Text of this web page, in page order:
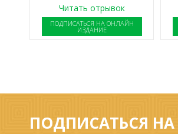
Читать отрывок
ПОДПИСАТЬСЯ НА ОНЛАЙН
ИЗДАНИЕ
ПОДПИСАТЬСЯ